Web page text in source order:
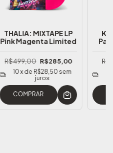
THALIA: MIXTAPE LP
Pink Magenta Limited
R$499,00 R$285,00
10x de R$28,50 sem
juros
COMPRAR